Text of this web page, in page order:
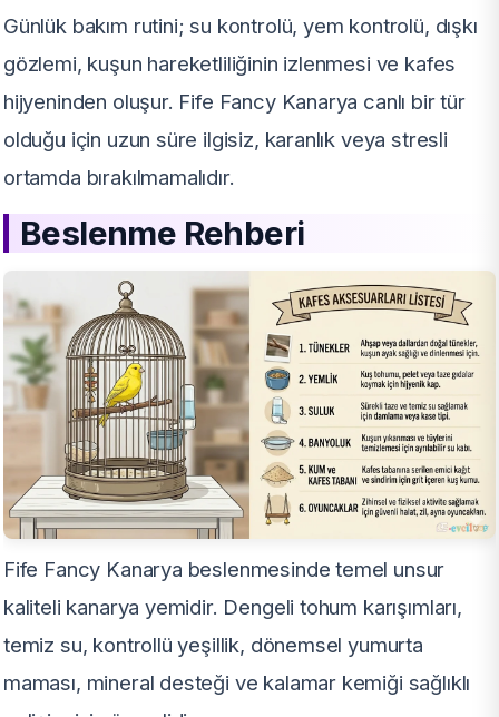
Günlük bakım rutini; su kontrolü, yem kontrolü, dışkı
gözlemi, kuşun hareketliliğinin izlenmesi ve kafes
hijyeninden oluşur. Fife Fancy Kanarya canlı bir tür
olduğu için uzun süre ilgisiz, karanlık veya stresli
ortamda bırakılmamalıdır.
Beslenme Rehberi
Fife Fancy Kanarya beslenmesinde temel unsur
kaliteli kanarya yemidir. Dengeli tohum karışımları,
temiz su, kontrollü yeşillik, dönemsel yumurta
maması, mineral desteği ve kalamar kemiği sağlıklı